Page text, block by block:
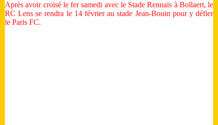
Après avoir croisé le fer samedi avec le Stade Rennais à Bollaert, le
RC Lens se rendra le 14 février au stade Jean-Bouin pour y défier
le Paris FC.